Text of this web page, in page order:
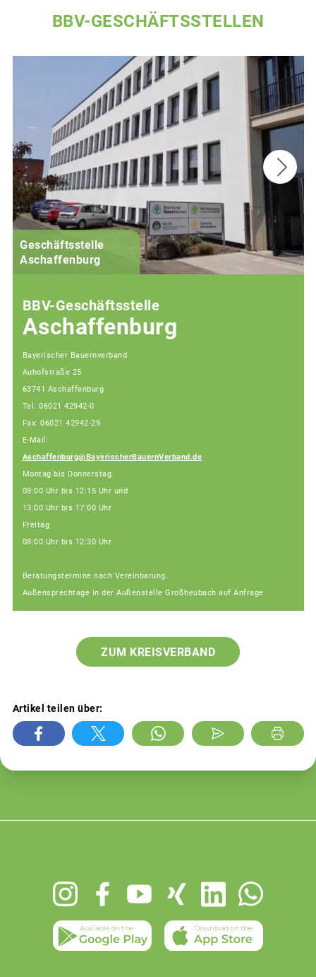
BBV-GESCHÄFTSSTELLEN
Geschäftsstelle
Aschaffenburg
BBV-Geschäftsstelle
Aschaffenburg
Bayerischer Bauernverband
Auhofstraße 25
63741 Aschaffenburg
Tel: 06021 42942-0
Fax: 06021 42942-29
E-Mail:
Aschaffenburg@BayerischerBauernVerband.de
Montag bis Donnerstag
08:00 Uhr bis 12:15 Uhr und
13:00 Uhr bis 17:00 Uhr
Freitag
08:00 Uhr bis 12:30 Uhr
Beratungstermine nach Vereinbarung.
Außensprechtage in der Außenstelle Großheubach auf Anfrage
ZUM KREISVERBAND
Artikel teilen über: